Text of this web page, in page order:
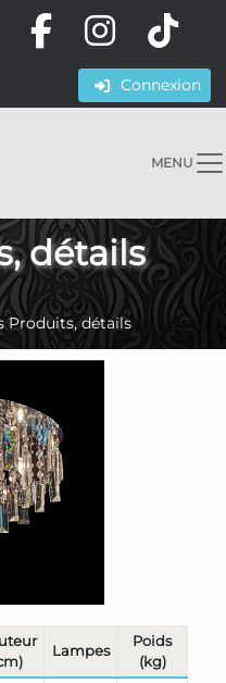
Connexion
MENU
détails
Produits, détails
Lampes
Poids
(kg)